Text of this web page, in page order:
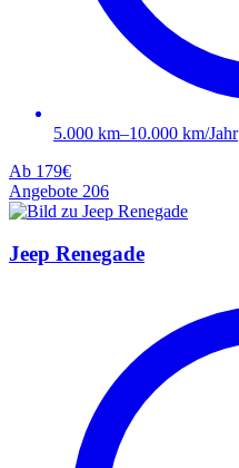
5.000 km–10.000 km/Jahr
Ab 179€
Angebote 206
Jeep Renegade